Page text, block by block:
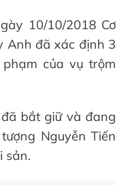
10/10/2018 Cơ
Anh đã xác định 3
của vụ trộm
bắt giữ và đang
Nguyễn Tiến
sản.